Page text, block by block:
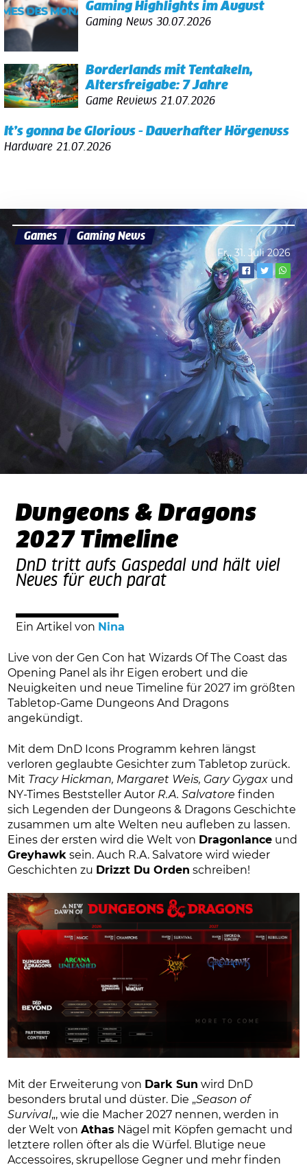
Gaming Highlights im August
Gaming News 30.07.2026
Borderlands mit Tentakeln,
Altersfreigabe: 7 Jahre
Game Reviews 21.07.2026
It’s gonna be Glorious - Dauerhafter Hörgenuss
Hardware 21.07.2026
Games Gaming News
Fr., 31. Juli 2026
Dungeons & Dragons
2027 Timeline
DnD tritt aufs Gaspedal und hält viel
Neues für euch parat
Ein Artikel von Nina
Live von der Gen Con hat Wizards Of The Coast das
Opening Panel als ihr Eigen erobert und die
Neuigkeiten und neue Timeline für 2027 im größten
Tabletop-Game Dungeons And Dragons
angekündigt.
Mit dem DnD Icons Programm kehren längst
verloren geglaubte Gesichter zum Tabletop zurück.
Mit Tracy Hickman, Margaret Weis, Gary Gygax und
NY-Times Beststeller Autor R.A. Salvatore finden
sich Legenden der Dungeons & Dragons Geschichte
zusammen um alte Welten neu aufleben zu lassen.
Eines der ersten wird die Welt von Dragonlance und
Greyhawk sein. Auch R.A. Salvatore wird wieder
Geschichten zu Drizzt Du Orden schreiben!
Mit der Erweiterung von Dark Sun wird DnD
besonders brutal und düster. Die „Season of
Survival„, wie die Macher 2027 nennen, werden in
der Welt vonAthas Nägel mit Köpfen gemacht und
letztere rollen öfter als die Würfel. Blutige neue
Accessoires, skrupellose Gegner und mehr finden